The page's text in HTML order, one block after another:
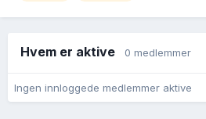
Hvem er aktive 0 medlemmer
Ingen innloggede medlemmer aktive